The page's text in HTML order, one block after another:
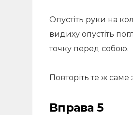
Опустіть руки на
видиху опустіть
точку перед собою.
Повторіть те ж
Вправа 5